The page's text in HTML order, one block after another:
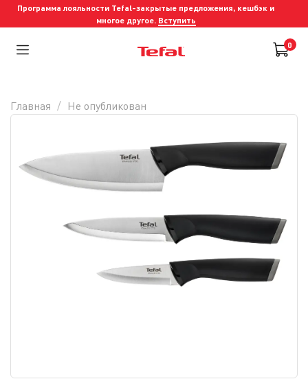
Программа лояльности Tefal-закрытые предложения, кешбэк и
многое другое. Вступить
0
Главная Не опубликован